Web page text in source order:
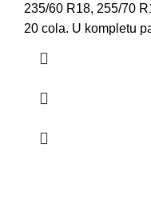
235/60 R18, 255/70
20 cola. U kompletu